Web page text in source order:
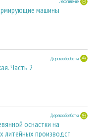
Лесопиление
машины
Деревообработка
Часть 2
Деревообработка
оснастки на
литейных производст